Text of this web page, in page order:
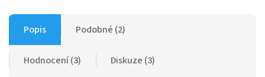
Popis Podobné (2)
Hodnocení (3) Diskuze (3)